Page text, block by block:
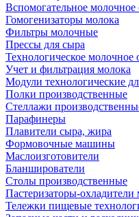
Вспомогательное молочное
Гомогенизаторы молока
Фильтры молочные
Прессы для сыра
Технологическое молочное
Учет и фильтрация молока
Модули технологические
Полки производственные
Стеллажи
Парафинеры
Плавители сыра, жира
Формовочные машины
Маслоизготовители
Бланширователи
Столы производственные
Пастеризаторы-охладители
Тележки пищевые